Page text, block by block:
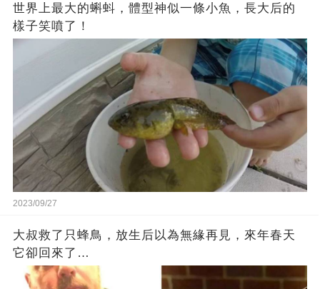
世界上最大的蝌蚪，體型神似一條小魚，長大后的
樣子笑噴了！
2023/09/27
大叔救了只蜂鳥，放生后以為無緣再見，來年春天
它卻回來了…